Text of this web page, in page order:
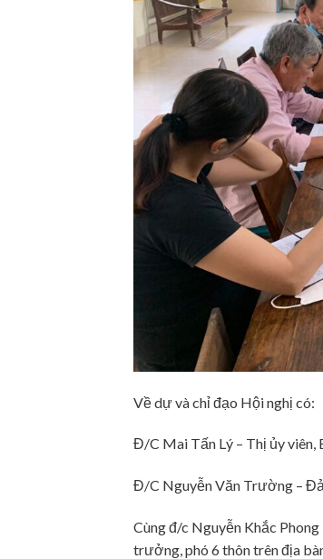
Về dự và chỉ đạo Hội nghị có:
Đ/C Mai Tấn Lý – Thị ủy
Đ/C Nguyễn Văn Trường –
Cùng đ/c Nguyễn Khắc
trưởng, phó 6 thôn trên địa